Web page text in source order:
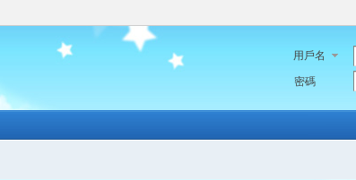
用戶名
密碼